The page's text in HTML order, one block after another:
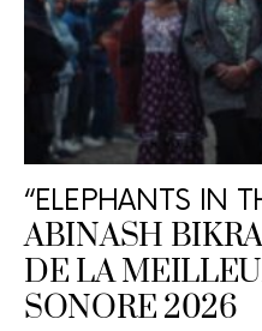
“ELEPHANTS IN
ABINASH
DE LA
SONORE 2026